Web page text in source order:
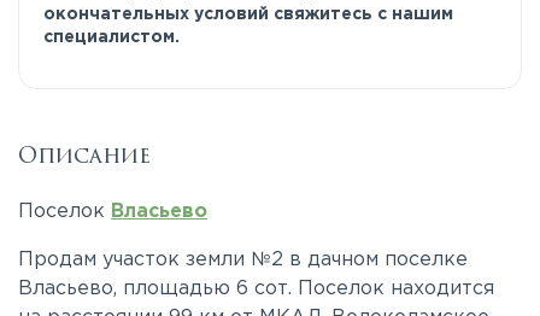
окончательных условий свяжитесь с нашим
специалистом.
Описание
Поселок Власьево
Продам участок земли №2 в дачном поселке
Власьево, площадью 6 сот. Поселок находится